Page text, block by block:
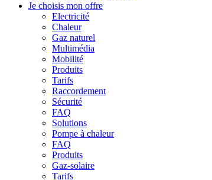
Je choisis mon offre
Electricité
Chaleur
Gaz naturel
Multimédia
Mobilité
Produits
Tarifs
Raccordement
Sécurité
FAQ
Solutions
Pompe à chaleur
FAQ
Produits
Gaz-solaire
Tarifs